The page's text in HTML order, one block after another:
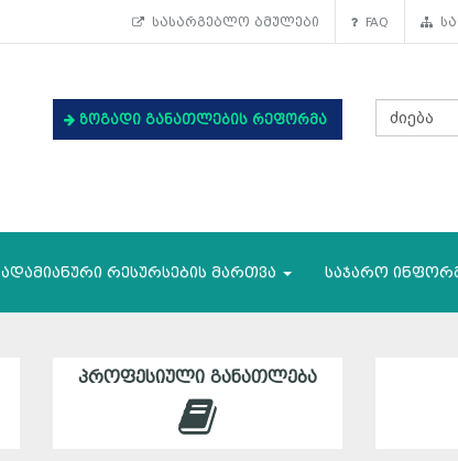
სასარგებლო ბმულები FAQ
ზოგადი განათლების რეფორმა
ადამიანური რესურსების მართვა საჯარო
ᲞᲠᲝᲤᲔᲡᲘᲣᲚᲘ ᲒᲐᲜᲐᲗᲚᲔᲑᲐ